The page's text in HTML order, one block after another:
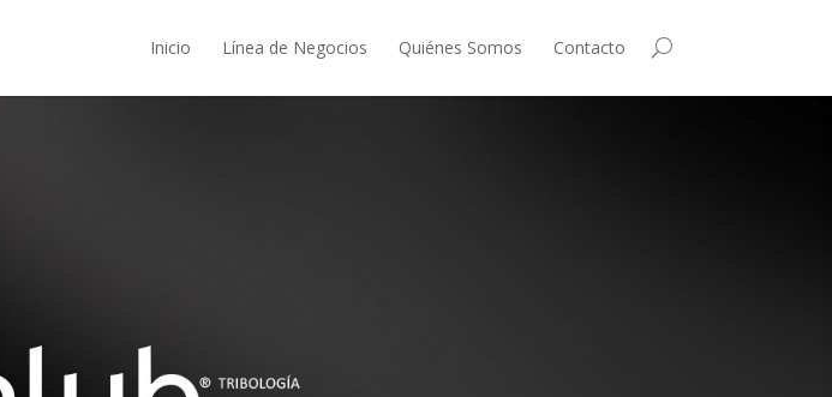
Inicio Línea de Negocios Quiénes Somos Contacto